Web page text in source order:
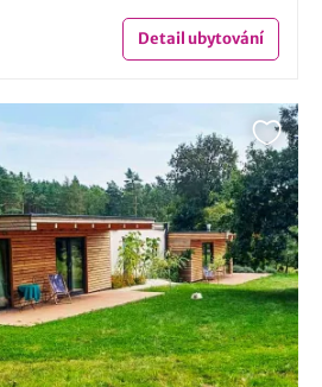
Detailubytování